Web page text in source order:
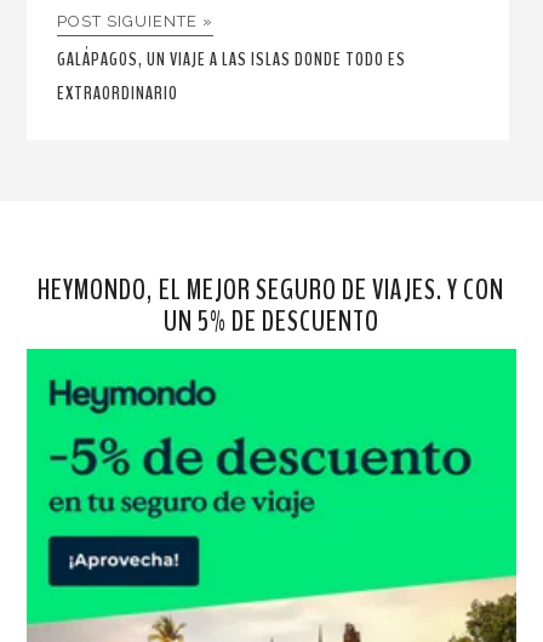
POST SIGUIENTE »
GALÁPAGOS, UN VIAJE A LAS ISLAS DONDE TODO ES
EXTRAORDINARIO
HEYMONDO, EL MEJOR SEGURO DE VIAJES. Y CON
UN 5% DE DESCUENTO